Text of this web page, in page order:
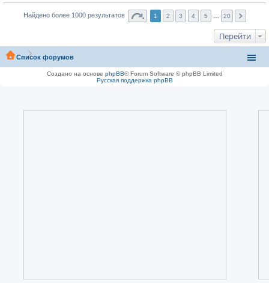
Найдено более 1000 результатов 1 2 3 4 5 20
Перейти
Список форумов
Создано на основе phpBB® Forum Software © phpBB Limited
Русская поддержка phpBB